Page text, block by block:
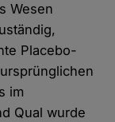
Wesen
Placebo-
im
Qual wurde